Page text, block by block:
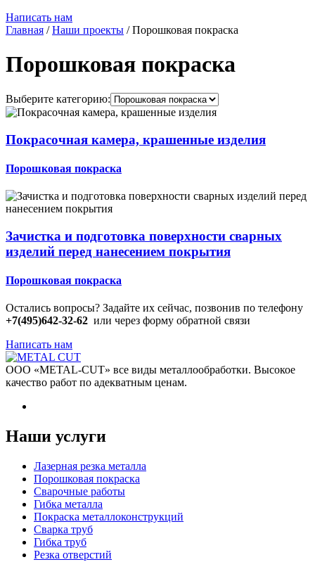
Написать нам
Главная /Наши проекты /Порошковая покраска
Порошковая покраска
Выберите категорию:
Покрасочная камера, крашенные изделия
Порошковая покраска
Зачистка и подготовка поверхности сварных
изделий перед нанесением покрытия
Порошковая покраска
Остались вопросы? Задайте их сейчас, позвонив по телефону
+7(495)642-32-62 или через форму обратной связи
Написать нам
ООО «METAL-CUT» все виды металлообработки. Высокое
качество работ по адекватным ценам.
Наши услуги
Лазерная резка металла
Порошковая покраска
Сварочные работы
Гибка металла
Покраска металлоконструкций
Сварка труб
Гибка труб
Резка отверстий